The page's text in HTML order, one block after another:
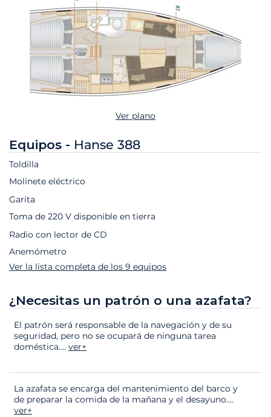
Ver plano
Equipos - Hanse 388
Toldilla
Molinete eléctrico
Garita
Toma de 220 V disponible en tierra
Radio con lector de CD
Anemómetro
Ver la lista completa de los 9 equipos
¿Necesitas un patrón o una azafata?
El patrón será responsable de la navegación y de su
seguridad, pero no se ocupará de ninguna tarea
doméstica.... ver+
La azafata se encarga del mantenimiento del barco y
de preparar la comida de la mañana y el desayuno....
ver+